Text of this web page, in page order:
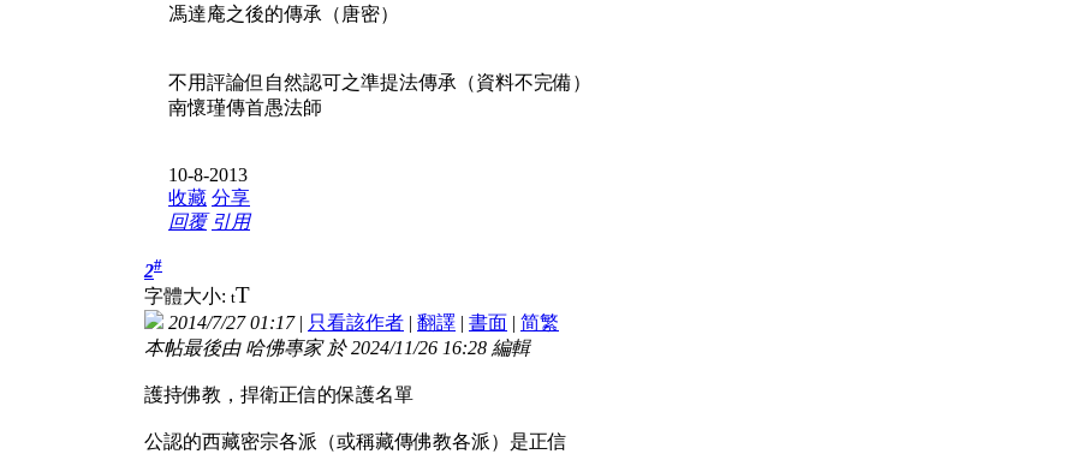
馮達庵之後的傳承（唐密）
不用評論但自然認可之準提法傳承（資料不完備）
南懷瑾傳首愚法師
10-8-2013
收藏 分享
回覆 引用
2#
字體大小: tT
2014/7/27 01:17| 只看該作者 | 翻譯 | 書面 | 简繁
本帖最後由 哈佛專家 於 2024/11/26 16:28 編輯
護持佛教，捍衛正信的保護名單
公認的西藏密宗各派（或稱藏傳佛教各派）是正信